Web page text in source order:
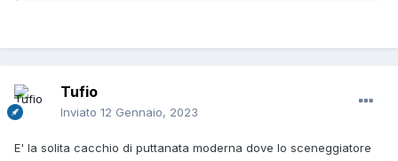
Tufio
Inviato 12 Gennaio, 2023
E' la solita cacchio di puttanata moderna dove lo sceneggiatore